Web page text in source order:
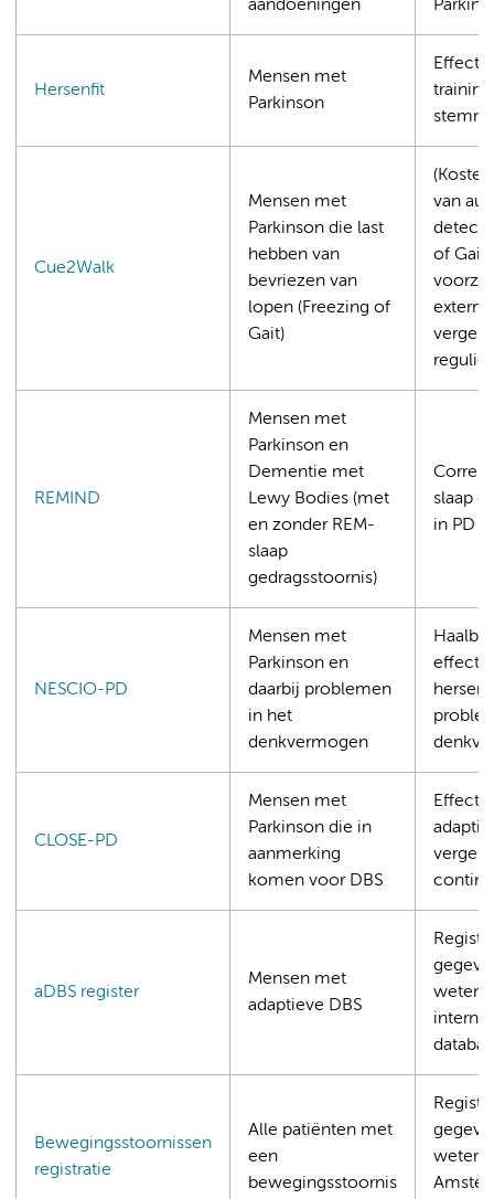
aandoeningen
Hersenfit
Mensen met
Parkinson
Cue2Walk
Mensen met
Parkinson die last
hebben van
bevriezen van
lopen (Freezing of
Gait)
van
of Gait
REMIND
Mensen met
Parkinson en
Dementie met
Lewy Bodies (met
en zonder REM-
slaap
gedragsstoornis)
slaap
in PD
NESCIO-PD
Mensen met
Parkinson en
daarbij problemen
in het
denkvermogen
CLOSE-PD
Mensen met
Parkinson die in
aanmerking
komen voor DBS
aDBS register
Mensen met
adaptieve DBS
Bewegingsstoornissen
registratie
Alle patiënten met
een
bewegingsstoornis